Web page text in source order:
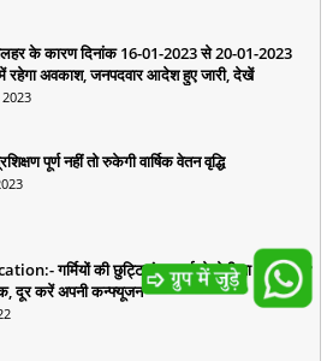
के कारण दिनांक 16-01-2023 से 20-01-2023
रहेगा अवकाश, जनपदवार आदेश हुए जारी, देखें
पूर्ण नहीं तो रुकेगी वार्षिक वेतन वृद्धि
गर्मियों की छुट्टियां 19 मई से होगी या 20 मई से?
दूर करें अपनी कन्फ्यूजन